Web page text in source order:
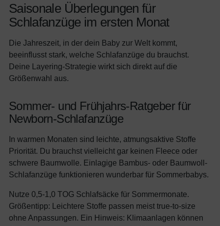
Saisonale Überlegungen für
Schlafanzüge im ersten Monat
Die Jahreszeit, in der dein Baby zur Welt kommt,
beeinflusst stark, welche Schlafanzüge du brauchst.
Deine Layering-Strategie wirkt sich direkt auf die
Größenwahl aus.
Sommer- und Frühjahrs-Ratgeber für
Newborn-Schlafanzüge
In warmen Monaten sind leichte, atmungsaktive Stoffe
Priorität. Du brauchst vielleicht gar keinen Fleece oder
schwere Baumwolle. Einlagige Bambus- oder Baumwoll-
Schlafanzüge funktionieren wunderbar für Sommerbabys.
Nutze 0,5-1,0 TOG Schlafsäcke für Sommermonate.
Größentipp: Leichtere Stoffe passen meist true-to-size
ohne Anpassungen. Ein Hinweis: Klimaanlagen können